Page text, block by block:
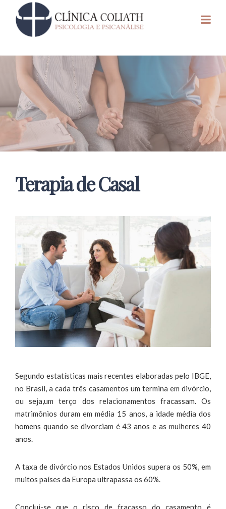
Terapia de Casal
Segundo estatísticas mais recentes elaboradas pelo IBGE,
no Brasil, a cada três casamentos um termina em divórcio,
ou seja,um terço dos relacionamentos fracassam. Os
matrimônios duram em média 15 anos, a idade média dos
homens quando se divorciam é 43 anos e as mulheres 40
anos.
A taxa de divórcio nos Estados Unidos supera os 50%, em
muitos países da Europa ultrapassa os 60%.
Conclui-se que o risco de fracasso do casamento é